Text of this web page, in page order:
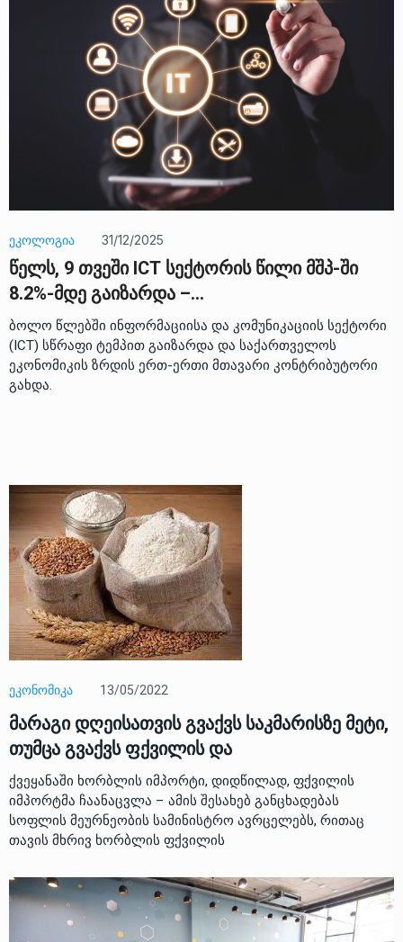
ᲔᲙᲝᲚᲝᲒᲘᲐ 31/12/2025
წელს, 9 თვეში ICT სექტორის წილი მშპ-ში
8.2%-მდე გაიზარდა –…
ბოლო წლებში ინფორმაციისა და კომუნიკაციის სექტორი
(ICT) სწრაფი ტემპით გაიზარდა და საქართველოს
ეკონომიკის ზრდის ერთ-ერთი მთავარი კონტრიბუტორი
გახდა.
ᲔᲙᲝᲜᲝᲛᲘᲙᲐ 13/05/2022
მარაგი დღეისათვის გვაქვს საკმარისზე მეტი,
თუმცა გვაქვს ფქვილის და
ქვეყანაში ხორბლის იმპორტი, დიდწილად, ფქვილის
იმპორტმა ჩაანაცვლა – ამის შესახებ განცხადებას
სოფლის მეურნეობის სამინისტრო ავრცელებს, რითაც
თავის მხრივ ხორბლის ფქვილის